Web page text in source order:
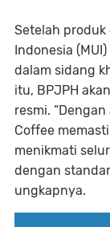
Setelah produk
Indonesia
dalam sidang
itu, BPJPH
resmi.
Coffee
menikmati
dengan
ungkapnya.